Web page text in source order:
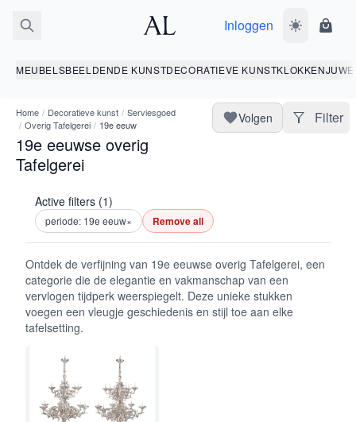
Inloggen Wissel
MEUBELSBEELDENDE KUNSTDECORATIEVE KUNSTKLOKKEN
Home / Decoratieve kunst / Serviesgoed
/ Overig Tafelgerei / 19e eeuw
19e eeuwse overig
Tafelgerei
Volgen Filter
Active filters (1)
periode: 19e eeuw× Remove all
Ontdek de verfijning van 19e eeuwse overig Tafelgerei, een
categorie die de elegantie en vakmanschap van een
vervlogen tijdperk weerspiegelt. Deze unieke stukken
voegen een vleugje geschiedenis en stijl toe aan elke
tafelsetting.